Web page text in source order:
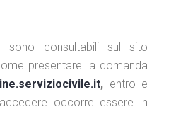
sono consultabili sul sito
presentare la domanda
, entro e
occorre essere in